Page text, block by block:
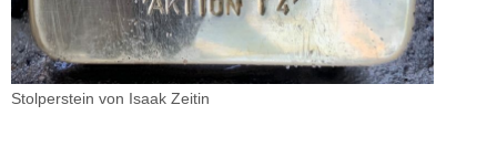
Stolperstein von Isaak Zeitin